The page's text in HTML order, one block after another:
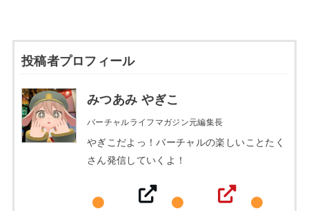
投稿者プロフィール
みつあみ やぎこ
バーチャルライフマガジン元編集長
やぎこだよっ！バーチャルの楽しいことたく
さん発信していくよ！